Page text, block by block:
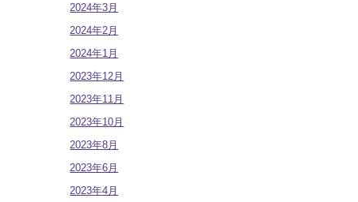
2024年3月
2024年2月
2024年1月
2023年12月
2023年11月
2023年10月
2023年8月
2023年6月
2023年4月